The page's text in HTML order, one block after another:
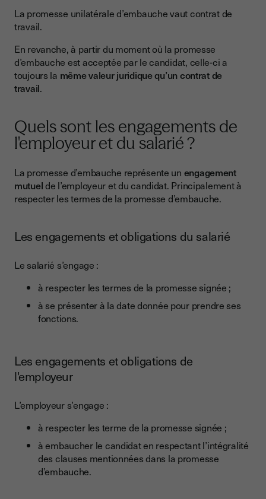
La promesse unilatérale d’embauche vaut contrat de
travail.
En revanche, à partir du moment où la promesse
d’embauche est acceptée par le candidat, celle-ci a
toujours la même valeur juridique qu’un contrat de
travail.
Quels sont les engagements de
l'employeur et du salarié ?
La promesse d’embauche représente un engagement
mutuelde l’employeur et du candidat. Principalement à
respecter les termes de la promesse d’embauche.
Les engagements et obligations du salarié
Le salarié s’engage :
à respecter les termes de la promesse signée ;
à se présenter à la date donnée pour prendre ses
fonctions.
Les engagements et obligations de
l'employeur
L’employeur s’engage :
à respecter les terme de la promesse signée ;
à embaucher le candidat en respectant l’intégralité
des clauses mentionnées dans la promesse
d’embauche.